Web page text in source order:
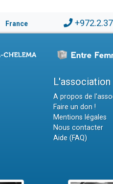
France
L'association
A propos de
Faire un don !
Mentions légales
Nous contacter
Aide (FAQ)